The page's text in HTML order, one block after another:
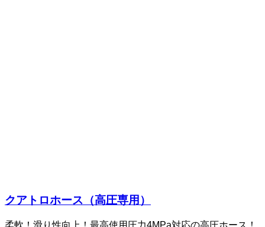
クアトロホース（高圧専用）
柔軟！滑り性向上！最高使用圧力4MPa対応の高圧ホース！